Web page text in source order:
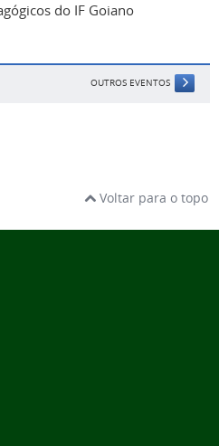
do IF Goiano
OUTROS EVENTOS
Voltar para o topo